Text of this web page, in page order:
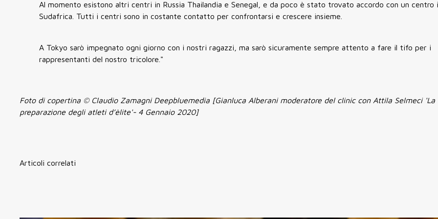
Al momento esistono altri centri in Russia Thailandia e Senegal, e da poco è stato trovato accordo con un centro
Sudafrica. Tutti i centri sono in costante contatto per confrontarsi e crescere insieme.
A Tokyo sarò impegnato ogni giorno con i nostri ragazzi, ma sarò sicuramente sempre attento a fare il tifo per i
rappresentanti del nostro tricolore."
Foto di copertina © Claudio Zamagni Deepbluemedia [Gianluca Alberani moderatore del clinic con Attila Selmeci 'La
preparazione degli atleti d’èlite'- 4 Gennaio 2020]
Articoli correlati